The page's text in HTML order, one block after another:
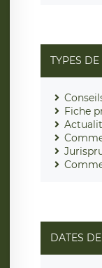
TYPES
Fiche
DATES